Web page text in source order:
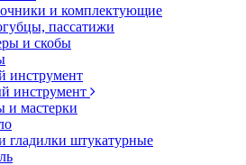
и комплектующие
пассатижи
и скобы
инструмент
инструмент
и мастерки
гладилки штукатурные